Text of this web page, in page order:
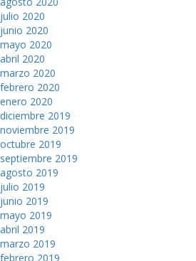
julio 2020
junio 2020
mayo 2020
abril 2020
marzo 2020
febrero 2020
enero 2020
diciembre 2019
noviembre 2019
octubre 2019
septiembre 2019
agosto 2019
julio 2019
junio 2019
mayo 2019
abril 2019
marzo 2019
febrero 2019